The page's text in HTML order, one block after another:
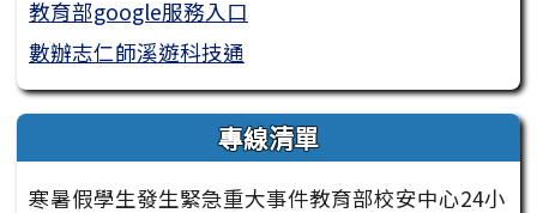
教育部google服務入口
數辦志仁師溪遊科技通
專線清單
寒暑假學生發生緊急重大事件教育部校安中心24小